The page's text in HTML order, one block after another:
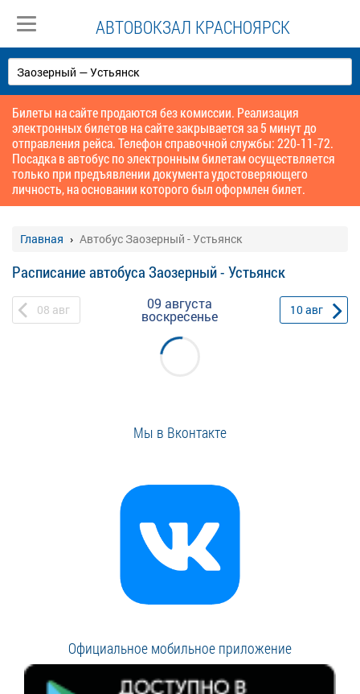
АВТОВОКЗАЛ КРАСНОЯРСК
Билеты на сайте продаются без комиссии. Реализация
электронных билетов на сайте закрывается за 5 минут до
отправления рейса. Телефон справочной службы: 220-11-72.
Посадка в автобус по электронным билетам осуществляется
только при предъявлении документа удостоверяющего
личность, на основании которого был оформлен билет.
Главная Автобус Заозерный - Устьянск
Расписание автобуса Заозерный - Устьянск
08 авг 09 августа
воскресенье 10авг
Мы в Вконтакте
Официальное мобильное приложение